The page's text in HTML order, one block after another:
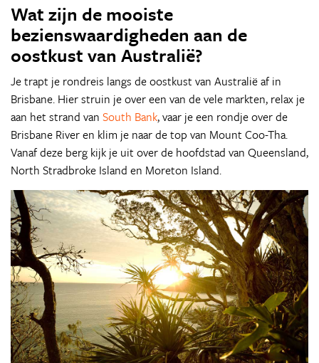
Wat zijn de mooiste
bezienswaardigheden aan de
oostkust van Australië?
Je trapt je rondreis langs de oostkust van Australië af in
Brisbane. Hier struin je over een van de vele markten, relax je
aan het strand van South Bank, vaar je een rondje over de
Brisbane River en klim je naar de top van Mount Coo-Tha.
Vanaf deze berg kijk je uit over de hoofdstad van Queensland,
North Stradbroke Island en Moreton Island.